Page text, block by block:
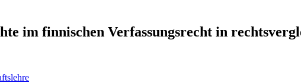
im finnischen Verfassungsrecht in